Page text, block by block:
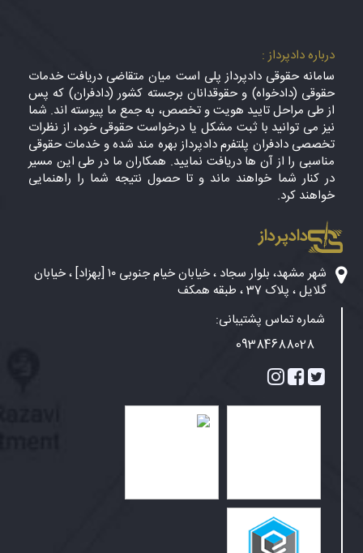
درباره دادپرداز :
سامانه حقوقی دادپرداز پلی است میان متقاضی دریافت خدمات
حقوقی (دادخواه) و حقوقدانان برجسته کشور (دادفران) که پس
از طی مراحل تایید هویت و تخصص، به جمع ما پیوسته اند. شما
نیز می توانید با ثبت مشکل یا درخواست حقوقی خود، از نظرات
تخصصی دادفران پلتفرم دادپرداز بهره مند شده و خدمات حقوقی
مناسبی را از آن ها دریافت نمایید. همکاران ما در طی این مسیر
در کنار شما خواهند ماند و تا حصول نتیجه شما را راهنمایی
خواهند کرد.
دادپرداز
شهر مشهد، بلوار سجاد ، خیابان خیام جنوبی ۱۰ [بهزاد] ، خیابان
گلایل ، پلاک 37 ، طبقه همکف
شماره تماس پشتیبانی:
09384688028